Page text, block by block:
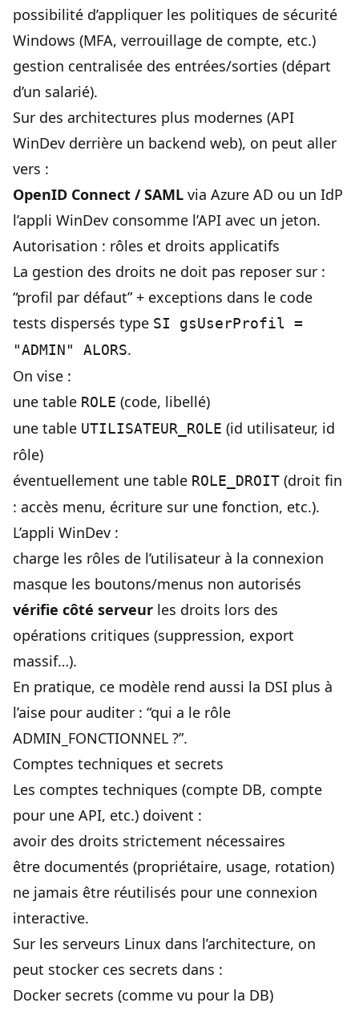
possibilité d’appliquer les politiques de sécurité
Windows (MFA, verrouillage de compte, etc.)
gestion centralisée des entrées/sorties (départ
d’un salarié).
Sur des architectures plus modernes (API
WinDev derrière un backend web), on peut aller
vers :
OpenID Connect / SAML via Azure AD ou un IdP
l’appli WinDev consomme l’API avec un jeton.
Autorisation : rôles et droits applicatifs
La gestion des droits ne doit pas reposer sur :
“profil par défaut” + exceptions dans le code
tests dispersés type SI gsUserProfil =
"ADMIN" ALORS.
On vise :
une table ROLE (code, libellé)
une table UTILISATEUR_ROLE (id utilisateur, id
rôle)
éventuellement une table ROLE_DROIT (droit fin
: accès menu, écriture sur une fonction, etc.).
L’appli WinDev :
charge les rôles de l’utilisateur à la connexion
masque les boutons/menus non autorisés
vérifie côté serveur les droits lors des
opérations critiques (suppression, export
massif…).
En pratique, ce modèle rend aussi la DSI plus à
l’aise pour auditer : “qui a le rôle
ADMIN_FONCTIONNEL ?”.
Comptes techniques et secrets
Les comptes techniques (compte DB, compte
pour une API, etc.) doivent :
avoir des droits strictement nécessaires
être documentés (propriétaire, usage, rotation)
ne jamais être réutilisés pour une connexion
interactive.
Sur les serveurs Linux dans l’architecture, on
peut stocker ces secrets dans :
Docker secrets (comme vu pour la DB)